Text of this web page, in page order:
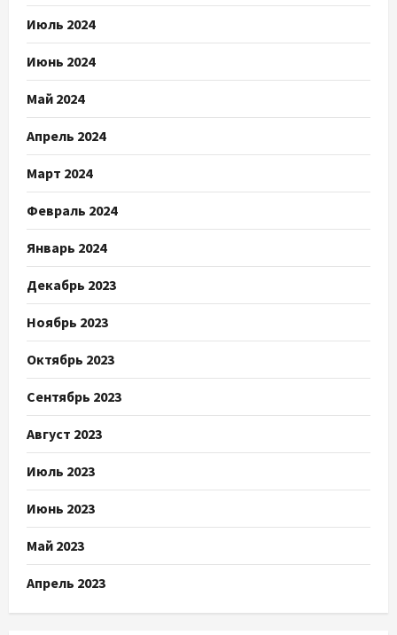
Июль 2024
Июнь 2024
Май 2024
Апрель 2024
Март 2024
Февраль 2024
Январь 2024
Декабрь 2023
Ноябрь 2023
Октябрь 2023
Сентябрь 2023
Август 2023
Июль 2023
Июнь 2023
Май 2023
Апрель 2023